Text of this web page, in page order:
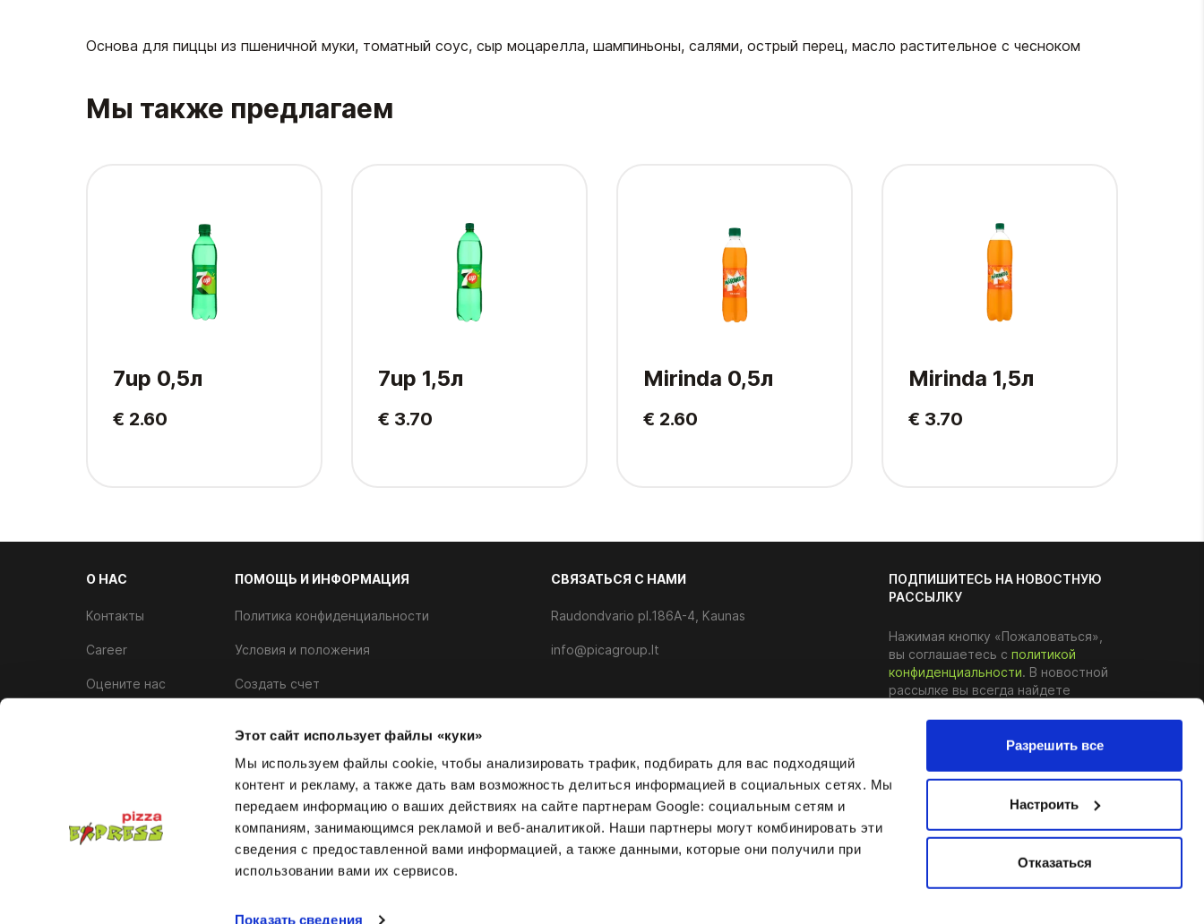
Этот сайт использует файлы «куки»
Мы используем файлы cookie, чтобы анализировать трафик, подбирать для вас подходящий
контент и рекламу, а также дать вам возможность делиться информацией в социальных сетях. Мы
передаем информацию о ваших действиях на сайте партнерам Google: социальным сетям и
компаниям, занимающимся рекламой и веб-аналитикой. Наши партнеры могут комбинировать эти
сведения с предоставленной вами информацией, а также данными, которые они получили при
использовании вами их сервисов.
Показать сведения
Разрешить все
Настроить
Отказаться
Основа для пиццы из пшеничной муки, томатный соус, сыр моцарелла, шампиньоны, салями, острый перец, масло растительное с чесноком
Мы также предлагаем
7up 0,5л
€ 2.60
7up 1,5л
€ 3.70
Mirinda 0,5л
€ 2.60
Mirinda 1,5л
€ 3.70
О НАС
Контакты
Career
Оцените нас
ПОМОЩЬ И ИНФОРМАЦИЯ
Политика конфиденциальности
Условия и положения
Создать счет
CВЯЗАТЬСЯ С НАМИ
Raudondvario pl.186A-4, Kaunas
info@picagroup.lt
ПОДПИШИТЕСЬ НА НОВОСТНУЮ
РАССЫЛКУ
Нажимая кнопку «Пожаловаться»,
вы соглашаетесь с политикой
конфиденциальности. В новостной
рассылке вы всегда найдете
отказаться от уведомлений.
Подписаться
Политика возврата Условия и положения
© 2026. Все права защищены.